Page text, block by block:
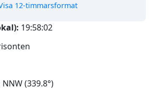
12-timmarsformat
19:58:03
NNW (339.8°)